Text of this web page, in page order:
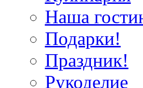
Наша
Подарки!
Праздник!
Рукоделие